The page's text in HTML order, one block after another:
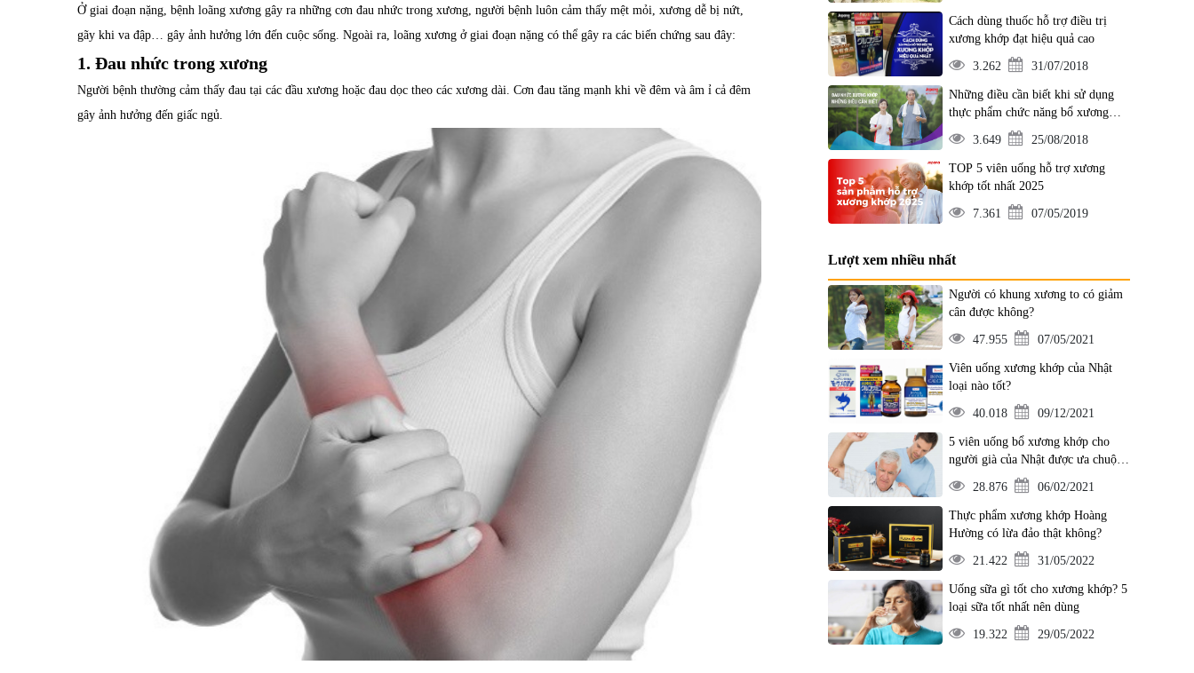
Ở giai đoạn nặng, bệnh loãng xương gây ra những cơn đau nhức trong xương, người bệnh luôn cảm thấy mệt mỏi, xương dễ bị nứt,
gãy khi va đập… gây ảnh hưởng lớn đến cuộc sống. Ngoài ra, loãng xương ở giai đoạn nặng có thể gây ra các biến chứng sau đây:
1. Đau nhức trong xương
Người bệnh thường cảm thấy đau tại các đầu xương hoặc đau dọc theo các xương dài. Cơn đau tăng mạnh khi về đêm và âm ỉ cả đêm
gây ảnh hưởng đến giấc ngủ.
Cách dùng thuốc hỗ trợ điều trị
xương khớp đạt hiệu quả cao
3.262 31/07/2018
Những điều cần biết khi sử dụng
thực phẩm chức năng bổ xương
khớp
3.649 25/08/2018
TOP 5 viên uống hỗ trợ xương
khớp tốt nhất 2025
7.361 07/05/2019
Lượt xem nhiều nhất
Người có khung xương to có giảm
cân được không?
47.955 07/05/2021
Viên uống xương khớp của Nhật
loại nào tốt?
40.018 09/12/2021
5 viên uống bổ xương khớp cho
người già của Nhật được ưa chuộng
nhất hiện nay
28.876 06/02/2021
Thực phẩm xương khớp Hoàng
Hường có lừa đảo thật không?
21.422 31/05/2022
Uống sữa gì tốt cho xương khớp? 5
loại sữa tốt nhất nên dùng
19.322 29/05/2022